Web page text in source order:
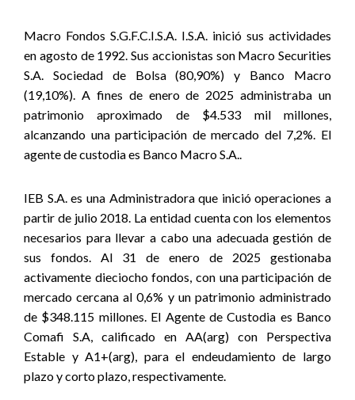
Macro Fondos S.G.F.C.I.S.A. I.S.A. inició sus actividades
en agosto de 1992. Sus accionistas son Macro Securities
S.A. Sociedad de Bolsa (80,90%) y Banco Macro
(19,10%). A fines de enero de 2025 administraba un
patrimonio aproximado de $4.533 mil millones,
alcanzando una participación de mercado del 7,2%. El
agente de custodia es Banco Macro S.A..
IEB S.A. es una Administradora que inició operaciones a
partir de julio 2018. La entidad cuenta con los elementos
necesarios para llevar a cabo una adecuada gestión de
sus fondos. Al 31 de enero de 2025 gestionaba
activamente dieciocho fondos, con una participación de
mercado cercana al 0,6% y un patrimonio administrado
de $348.115 millones. El Agente de Custodia es Banco
Comafi S.A, calificado en AA(arg) con Perspectiva
Estable y A1+(arg), para el endeudamiento de largo
plazo y corto plazo, respectivamente.